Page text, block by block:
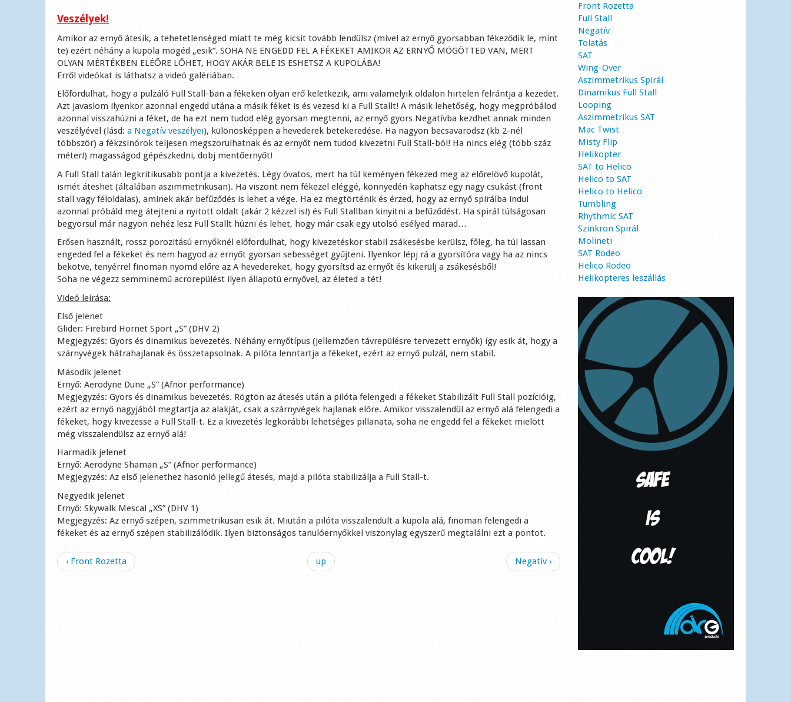
Veszélyek!
Amikor az ernyő átesik, a tehetetlenséged miatt te még kicsit tovább lendülsz (mivel az ernyő gyorsabban fékeződik le, mint
te) ezért néhány a kupola mögéd „esik”. SOHA NE ENGEDD FEL A FÉKEKET AMIKOR AZ ERNYŐ MÖGÖTTED VAN, MERT
OLYAN MÉRTÉKBEN ELÉŐRE LŐHET, HOGY AKÁR BELE IS ESHETSZ A KUPOLÁBA!
Erről videókat is láthatsz a videó galériában.
Előfordulhat, hogy a pulzáló Full Stall-ban a fékeken olyan erő keletkezik, ami valamelyik oldalon hirtelen felrántja a kezedet.
Azt javaslom ilyenkor azonnal engedd utána a másik féket is és vezesd ki a Full Stallt! A másik lehetőség, hogy megpróbálod
azonnal visszahúzni a féket, de ha ezt nem tudod elég gyorsan megtenni, az ernyő gyors Negatívba kezdhet annak minden
veszélyével (lásd: a Negatív veszélyei), különösképpen a hevederek betekeredése. Ha nagyon becsavarodsz (kb 2-nél
többször) a fékzsinórok teljesen megszorulhatnak és az ernyőt nem tudod kivezetni Full Stall-ból! Ha nincs elég (több száz
méter!) magasságod gépészkedni, dobj mentőernyőt!
A Full Stall talán legkritikusabb pontja a kivezetés. Légy óvatos, mert ha túl keményen fékezed meg az előrelövő kupolát,
ismét áteshet (általában aszimmetrikusan). Ha viszont nem fékezel eléggé, könnyedén kaphatsz egy nagy csukást (front
stall vagy féloldalas), aminek akár befűződés is lehet a vége. Ha ez megtörténik és érzed, hogy az ernyő spirálba indul
azonnal próbáld meg átejteni a nyitott oldalt (akár 2 kézzel is!) és Full Stallban kinyitni a befűződést. Ha spirál túlságosan
begyorsul már nagyon nehéz lesz Full Stallt húzni és lehet, hogy már csak egy utolsó esélyed marad…
Erősen használt, rossz porozitású ernyőknél előfordulhat, hogy kivezetéskor stabil zsákesésbe kerülsz, főleg, ha túl lassan
engeded fel a fékeket és nem hagyod az ernyőt gyorsan sebességet gyűjteni. Ilyenkor lépj rá a gyorsítóra vagy ha az nincs
bekötve, tenyérrel finoman nyomd előre az A hevedereket, hogy gyorsítsd az ernyőt és kikerülj a zsákesésből!
Soha ne végezz semminemű acrorepülést ilyen állapotú ernyővel, az életed a tét!
Videó leírása:
Első jelenet
Glider: Firebird Hornet Sport „S” (DHV 2)
Megjegyzés: Gyors és dinamikus bevezetés. Néhány ernyőtípus (jellemzően távrepülésre tervezett ernyők) így esik át, hogy a
szárnyvégek hátrahajlanak és összetapsolnak. A pilóta lenntartja a fékeket, ezért az ernyő pulzál, nem stabil.
Második jelenet
Ernyő: Aerodyne Dune „S” (Afnor performance)
Megjegyzés: Gyors és dinamikus bevezetés. Rögtön az átesés után a pilóta felengedi a fékeket Stabilizált Full Stall pozícióig,
ezért az ernyő nagyjából megtartja az alakját, csak a szárnyvégek hajlanak előre. Amikor visszalendül az ernyő alá felengedi a
fékeket, hogy kivezesse a Full Stall-t. Ez a kivezetés legkorábbi lehetséges pillanata, soha ne engedd fel a fékeket mielött
még visszalendülsz az ernyő alá!
Harmadik jelenet
Ernyő: Aerodyne Shaman „S” (Afnor performance)
Megjegyzés: Az első jelenethez hasonló jellegű átesés, majd a pilóta stabilizálja a Full Stall-t.
Negyedik jelenet
Ernyő: Skywalk Mescal „XS” (DHV 1)
Megjegyzés: Az ernyő szépen, szimmetrikusan esik át. Miután a pilóta visszalendült a kupola alá, finoman felengedi a
fékeket és az ernyő szépen stabilizálódik. Ilyen biztonságos tanulóernyőkkel viszonylag egyszerű megtalálni ezt a pontot.
‹ Front Rozetta up Negatív ›
Front Rozetta
Full Stall
Negatív
Tolatás
SAT
Wing-Over
Aszimmetrikus Spirál
Dinamikus Full Stall
Looping
Aszimmetrikus SAT
Mac Twist
Misty Flip
Helikopter
SAT to Helico
Helico to SAT
Helico to Helico
Tumbling
Rhythmic SAT
Szinkron Spirál
Molineti
SAT Rodeo
Helico Rodeo
Helikopteres leszállás